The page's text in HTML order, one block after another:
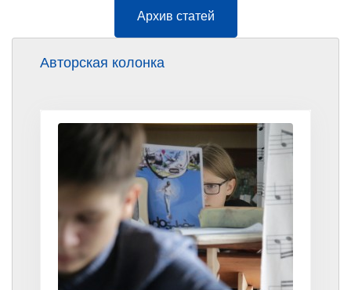
Архив статей
Авторская колонка